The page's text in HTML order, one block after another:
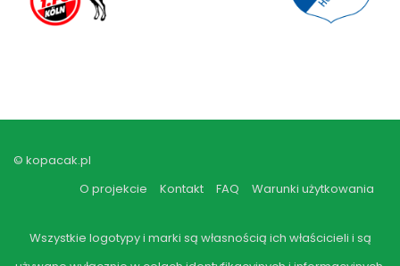
© kopacak.pl
O projekcie
Kontakt FAQ Warunki użytkowania
Wszystkie logotypy i marki są własnością ich właścicieli i są